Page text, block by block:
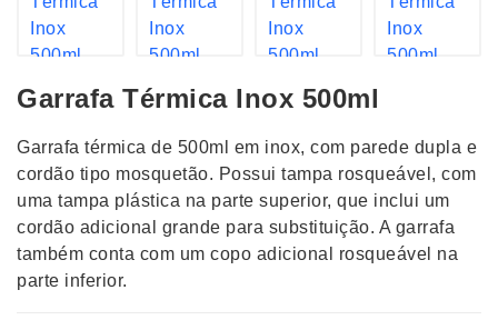
Garrafa Térmica Inox 500ml
Garrafa térmica de 500ml em inox, com parede dupla e
cordão tipo mosquetão. Possui tampa rosqueável, com
uma tampa plástica na parte superior, que inclui um
cordão adicional grande para substituição. A garrafa
também conta com um copo adicional rosqueável na
parte inferior.